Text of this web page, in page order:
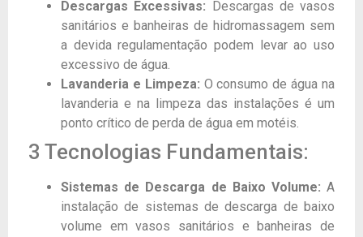
Descargas Excessivas: Descargas de vasos
sanitários e banheiras de hidromassagem sem
a devida regulamentação podem levar ao uso
excessivo de água.
Lavanderia e Limpeza: O consumo de água na
lavanderia e na limpeza das instalações é um
ponto crítico de perda de água em motéis.
3 Tecnologias Fundamentais:
Sistemas de Descarga de Baixo Volume: A
instalação de sistemas de descarga de baixo
volume em vasos sanitários e banheiras de